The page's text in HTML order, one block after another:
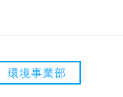
環境事業部